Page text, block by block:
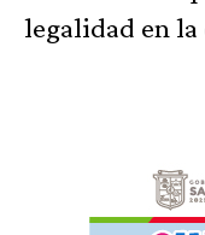
legalidad en